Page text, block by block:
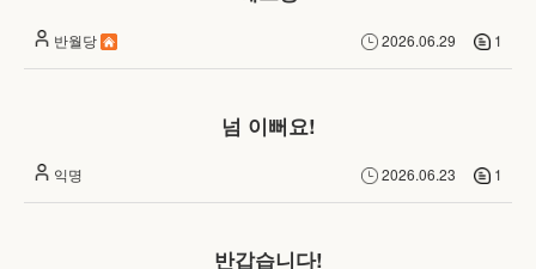
반월당 2026.06.29 1
넘 이뻐요!
익명 2026.06.23 1
반갑습니다!